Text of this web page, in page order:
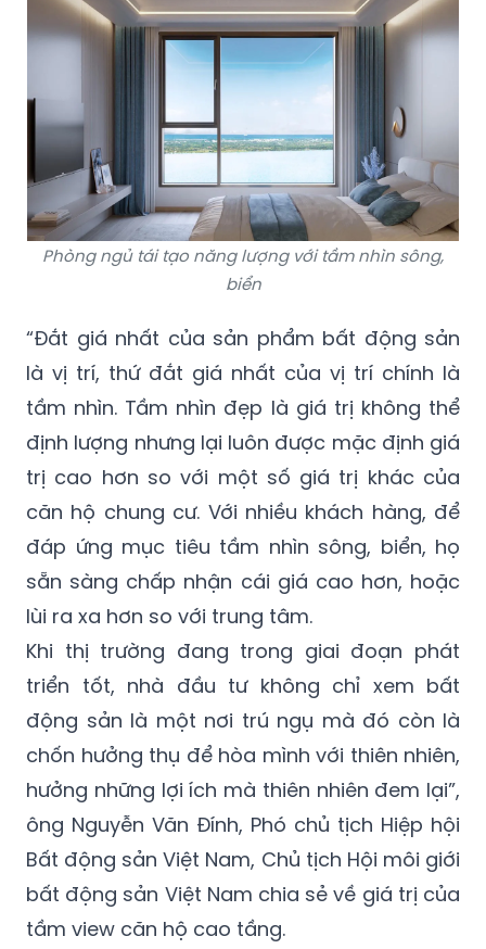
Phòng ngủ tái tạo năng lượng với tầm nhìn sông,
biển
“Đắt giá nhất của sản phẩm bất động sản
là vị trí, thứ đắt giá nhất của vị trí chính là
tầm nhìn. Tầm nhìn đẹp là giá trị không thể
định lượng nhưng lại luôn được mặc định giá
trị cao hơn so với một số giá trị khác của
căn hộ chung cư. Với nhiều khách hàng, để
đáp ứng mục tiêu tầm nhìn sông, biển, họ
sẵn sàng chấp nhận cái giá cao hơn, hoặc
lùi ra xa hơn so với trung tâm.
Khi thị trường đang trong giai đoạn phát
triển tốt, nhà đầu tư không chỉ xem bất
động sản là một nơi trú ngụ mà đó còn là
chốn hưởng thụ để hòa mình với thiên nhiên,
hưởng những lợi ích mà thiên nhiên đem lại”,
ông Nguyễn Văn Đính, Phó chủ tịch Hiệp hội
Bất động sản Việt Nam, Chủ tịch Hội môi giới
bất động sản Việt Nam chia sẻ về giá trị của
tầm view căn hộ cao tầng.